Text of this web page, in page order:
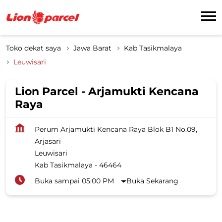
Toko dekat saya Jawa Barat
Kab Tasikmalaya
Leuwisari
Lion Parcel - Arjamukti Kencana
Raya
Perum Arjamukti Kencana Raya Blok B1 No.09,
Arjasari
Leuwisari
Kab Tasikmalaya - 46464
Buka sampai 05:00 PM
Buka Sekarang